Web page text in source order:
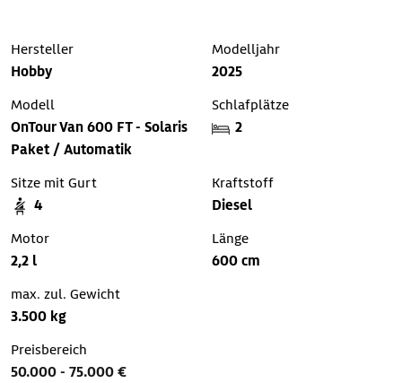
Hersteller
Hobby
Modelljahr
2025
Modell
OnTour Van 600 FT - Solaris
Paket / Automatik
Schlafplätze
2
Sitze mit Gurt
4
Kraftstoff
Diesel
Motor
2,2 l
Länge
600 cm
max. zul. Gewicht
3.500 kg
Preisbereich
50.000 - 75.000 €